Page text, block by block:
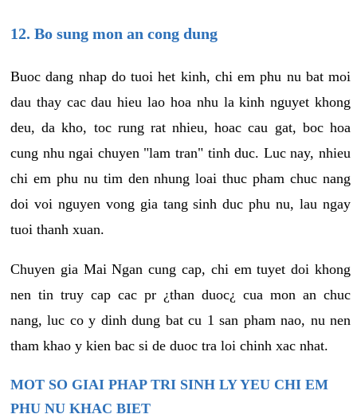
12. Bo sung mon an cong dung
Buoc dang nhap do tuoi het kinh, chi em phu nu bat moi
dau thay cac dau hieu lao hoa nhu la kinh nguyet khong
deu, da kho, toc rung rat nhieu, hoac cau gat, boc hoa
cung nhu ngai chuyen "lam tran" tinh duc. Luc nay, nhieu
chi em phu nu tim den nhung loai thuc pham chuc nang
doi voi nguyen vong gia tang sinh duc phu nu, lau ngay
tuoi thanh xuan.
Chuyen gia Mai Ngan cung cap, chi em tuyet doi khong
nen tin truy cap cac pr ¿than duoc¿ cua mon an chuc
nang, luc co y dinh dung bat cu 1 san pham nao, nu nen
tham khao y kien bac si de duoc tra loi chinh xac nhat.
MOT SO GIAI PHAP TRI SINH LY YEU CHI EM
PHU NU KHAC BIET